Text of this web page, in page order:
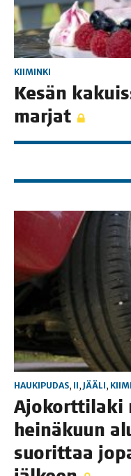
KIIMINKI
Kesän
marjat
HAUKIPUDAS, II, JÄÄLI,
Ajo­kort­ti­la­ki
hei­nä­kuun
suo­rit­taa